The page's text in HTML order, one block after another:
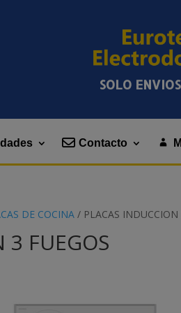
SOLO
Contacto
DE COCINA / PLACAS INDUCCION
3 FUEGOS